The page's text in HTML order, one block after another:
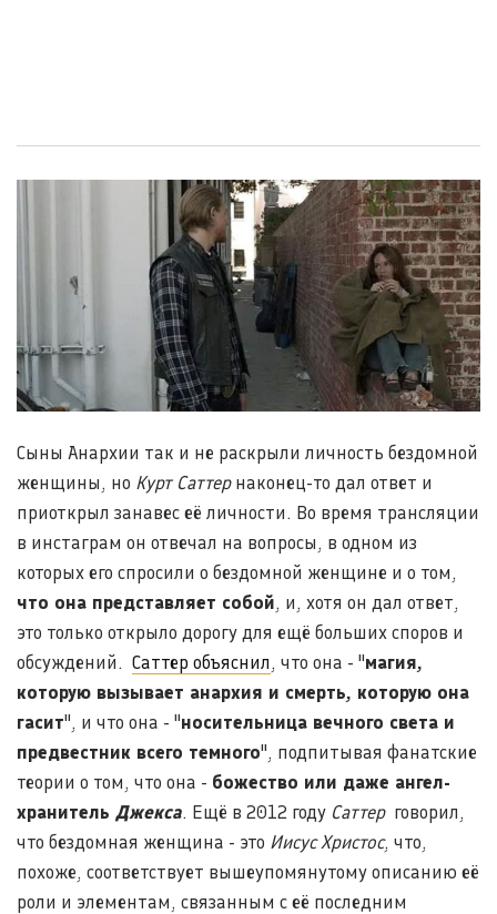
Сыны Анархии так и не раскрыли личность бездомной
женщины, но Курт Саттернаконец-то дал ответ и
приоткрыл занавес её личности. Во время трансляции
в инстаграм он отвечал на вопросы, в одном из
которых его спросили о бездомной женщине и о том,
что она представляет собой, и, хотя он дал ответ,
это только открыло дорогу для ещё больших споров и
обсуждений. Саттер объяснил , что она - "магия,
которую вызывает анархия и смерть, которую она
гасит", и что она - "носительница вечного света и
предвестник всего темного", подпитывая фанатские
теории о том, что она - божество или даже ангел-
хранитель Джекса. Ещё в 2012 году Саттер говорил,
что бездомная женщина - это Иисус Христос, что,
похоже, соответствует вышеупомянутому описанию её
роли и элементам, связанным с её последним